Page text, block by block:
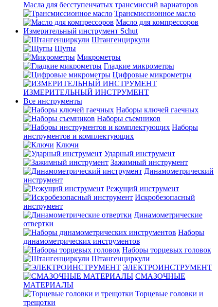
Масла для бесступенчатых трансмиссий вариаторов
Трансмиссионное масло
Масло для компрессоров
Измерительный инструмент Schut
Штангенциркули
Щупы
Микрометры
Гладкие микрометры
Цифровые микрометры
ИЗМЕРИТЕЛЬНЫЙ ИНСТРУМЕНТ
Все инструменты
Наборы ключей гаечных
Наборы съемников
Наборы
инструментов и комплектующих
Ключи
Ударный инструмент
Зажимный инструмент
Динамометрический
инструмент
Режущий инструмент
Искробезопасный
инструмент
Динамометрические
отвертки
Наборы
динамометрических инструментов
Наборы торцевых головок
Штангенциркули
ЭЛЕКТРОИНСТРУМЕНТ
СМАЗОЧНЫЕ
МАТЕРИАЛЫ
Торцевые головки и
трещотки